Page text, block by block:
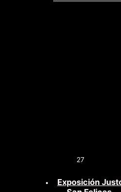
27
Exposición